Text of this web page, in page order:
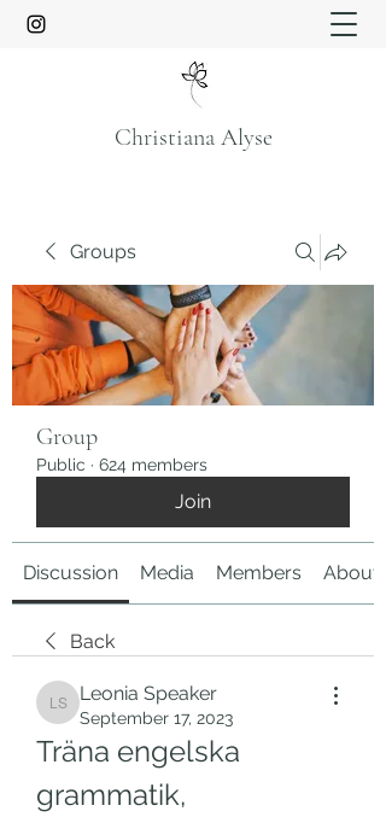
Christiana Alyse
Groups
Group
Public · 624 members
Join
Discussion Media Members About
Back
Leonia Speaker
Leonia Speaker
September 17, 2023
Träna engelska
grammatik,